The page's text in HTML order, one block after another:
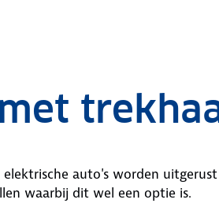
auto's worden
waarbij dit wel een optie is.